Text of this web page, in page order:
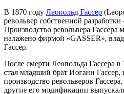
В 1870 году Леопольд Гассер
револьвер собственной
Производство револьвера Гассера
налажено фирмой «GASSER»,
Гассер.
После смерти Леопольда Гассера
стал младший брат Иоганн
производство револьверов
другие его модификации